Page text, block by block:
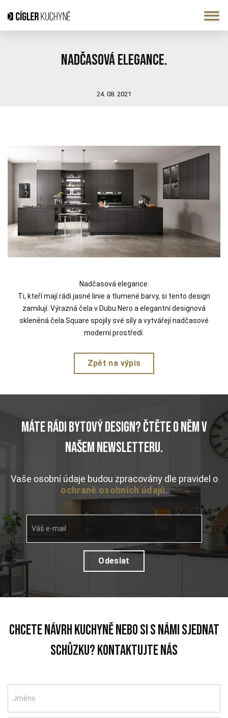
Nadčasová elegance.
24. 08. 2021
Nadčasová elegance.
Ti, kteří mají rádi jasné linie a tlumené barvy, si tento design
zamilují. Výrazná čela v Dubu Nero a elegantní designová
skleněná čela Square spojily své síly a vytvářejí nadčasové
moderní prostředí.
Zpět na výpis
Máte rádi bytový design? Čtěte o něm v
našem newsletteru.
Vaše osobní údaje budou zpracovány dle pravidel o
ochraně osobních údajů.
Váš e-mail
chcete návrh kuchyně nebo si s námi sjednat
schůzku? Kontaktujte nás
Jméno